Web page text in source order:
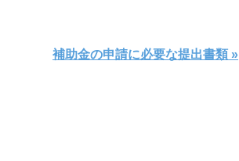
補助金の申請に必要な提出書類 »